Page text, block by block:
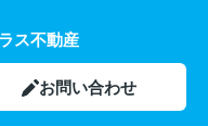
ス不動産
お問い合わせ